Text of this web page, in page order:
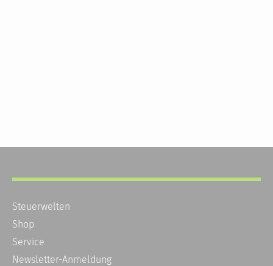
Steuerwelten
Shop
Service
Newsletter-Anmeldung